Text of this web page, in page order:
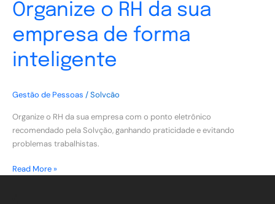
Organize o RH da sua
empresa de forma
inteligente
Gestão de Pessoas /Solvcão
Organize o RH da sua empresa com o ponto eletrônico
recomendado pela Solvção, ganhando praticidade e evitando
problemas trabalhistas.
Read More »